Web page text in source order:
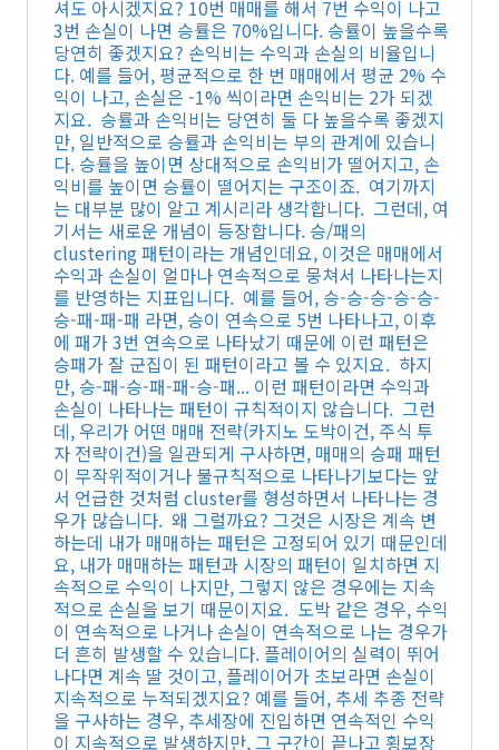
셔도 아시겠지요? 10번 매매를 해서 7번 수익이 나고
3번 손실이 나면 승률은 70%입니다. 승률이 높을수록
당연히 좋겠지요? 손익비는 수익과 손실의 비율입니
다. 예를 들어, 평균적으로 한 번 매매에서 평균 2% 수
익이 나고, 손실은 -1% 씩이라면 손익비는 2가 되겠
지요. 승률과 손익비는 당연히 둘 다 높을수록 좋겠지
만, 일반적으로 승률과 손익비는 부의 관계에 있습니
다. 승률을 높이면 상대적으로 손익비가 떨어지고, 손
익비를 높이면 승률이 떨어지는 구조이죠. 여기까지
는 대부분 많이 알고 계시리라 생각합니다. 그런데, 여
기서는 새로운 개념이 등장합니다. 승/패의
clustering 패턴이라는 개념인데요, 이것은 매매에서
수익과 손실이 얼마나 연속적으로 뭉쳐서 나타나는지
를 반영하는 지표입니다. 예를 들어, 승-승-승-승-승-
승-패-패-패 라면, 승이 연속으로 5번 나타나고, 이후
에 패가 3번 연속으로 나타났기 때문에 이런 패턴은
승패가 잘 군집이 된 패턴이라고 볼 수 있지요. 하지
만, 승-패-승-패-패-승-패... 이런 패턴이라면 수익과
손실이 나타나는 패턴이 규칙적이지 않습니다. 그런
데, 우리가 어떤 매매 전략(카지노 도박이건, 주식 투
자 전략이건)을 일관되게 구사하면, 매매의 승패 패턴
이 무작위적이거나 불규칙적으로 나타나기보다는 앞
서 언급한 것처럼 cluster를 형성하면서 나타나는 경
우가 많습니다. 왜 그럴까요? 그것은 시장은 계속 변
하는데 내가 매매하는 패턴은 고정되어 있기 때문인데
요, 내가 매매하는 패턴과 시장의 패턴이 일치하면 지
속적으로 수익이 나지만, 그렇지 않은 경우에는 지속
적으로 손실을 보기 때문이지요. 도박 같은 경우, 수익
이 연속적으로 나거나 손실이 연속적으로 나는 경우가
더 흔히 발생할 수 있습니다. 플레이어의 실력이 뛰어
나다면 계속 딸 것이고, 플레이어가 초보라면 손실이
지속적으로 누적되겠지요? 예를 들어, 추세 추종 전략
을 구사하는 경우, 추세장에 진입하면 연속적인 수익
이 지속적으로 발생하지만, 그 구간이 끝나고 횡보장